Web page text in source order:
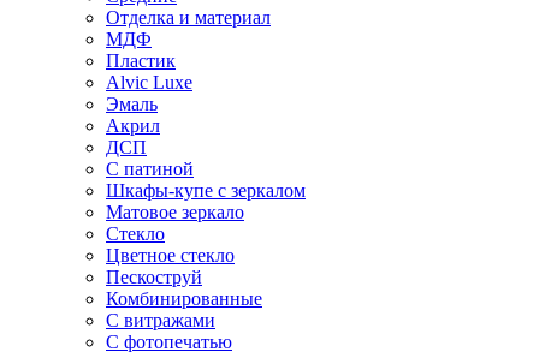
Отделка и материал
МДФ
Пластик
Alvic Luxe
Эмаль
Акрил
ДСП
С патиной
Шкафы-купе с зеркалом
Матовое зеркало
Стекло
Цветное стекло
Пескоструй
Комбинированные
С витражами
С фотопечатью